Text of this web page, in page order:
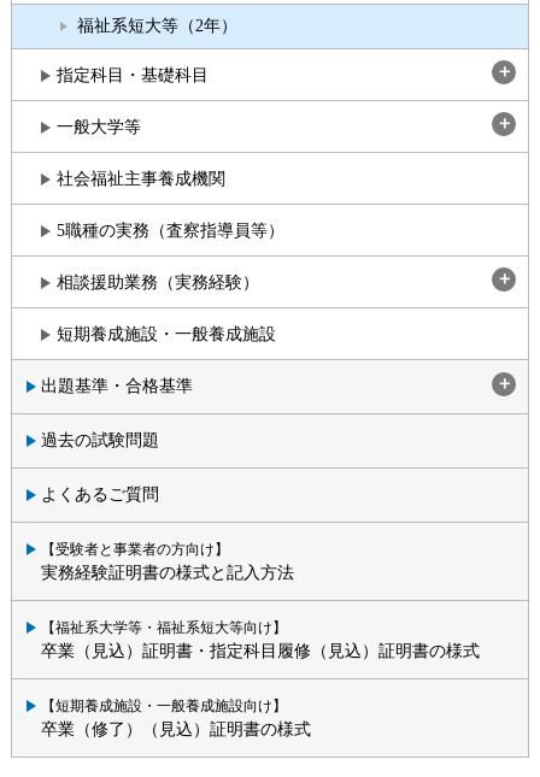
福祉系短大等（2年）
指定科目・基礎科目
一般大学等
社会福祉主事養成機関
5職種の実務（査察指導員等）
相談援助業務（実務経験）
短期養成施設・一般養成施設
出題基準・合格基準
過去の試験問題
よくあるご質問
【受験者と事業者の方向け】
実務経験証明書の様式と記入方法
【福祉系大学等・福祉系短大等向け】
卒業（見込）証明書・指定科目履修（見込）証明書の様式
【短期養成施設・一般養成施設向け】
卒業（修了）（見込）証明書の様式